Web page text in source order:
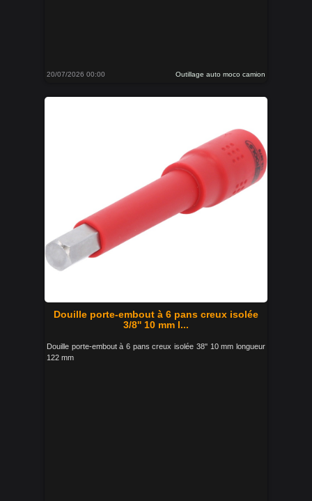
20/07/2026 00:00 Outillage auto moco camion
Douille porte-embout à 6 pans creux isolée
3/8'' 10 mm l...
Douille porte-embout à 6 pans creux isolée 38'' 10 mm longueur
122 mm